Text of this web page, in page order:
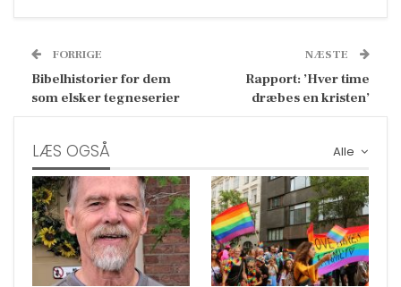
FORRIGE
Bibelhistorier for dem
som elsker tegneserier
NÆSTE
Rapport: ’Hver time
dræbes en kristen’
Alle
LÆS OGSÅ